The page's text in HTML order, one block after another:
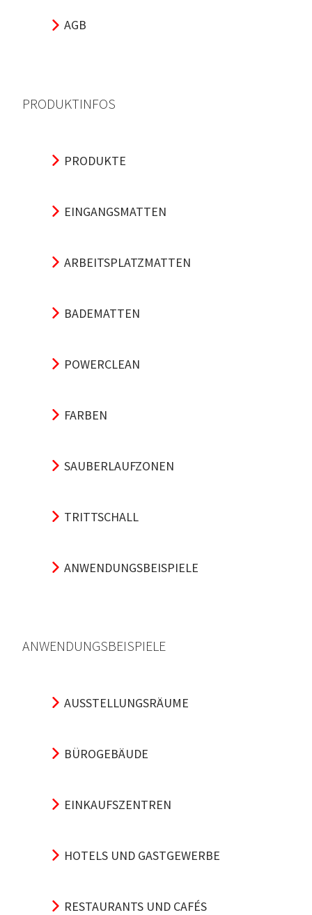
AGB
PRODUKTINFOS
PRODUKTE
EINGANGSMATTEN
ARBEITSPLATZMATTEN
BADEMATTEN
POWERCLEAN
FARBEN
SAUBERLAUFZONEN
TRITTSCHALL
ANWENDUNGSBEISPIELE
ANWENDUNGSBEISPIELE
AUSSTELLUNGSRÄUME
BÜROGEBÄUDE
EINKAUFSZENTREN
HOTELS UND GASTGEWERBE
RESTAURANTS UND CAFÉS